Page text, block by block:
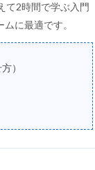
て2時間で学ぶ入門
に最適です。
）